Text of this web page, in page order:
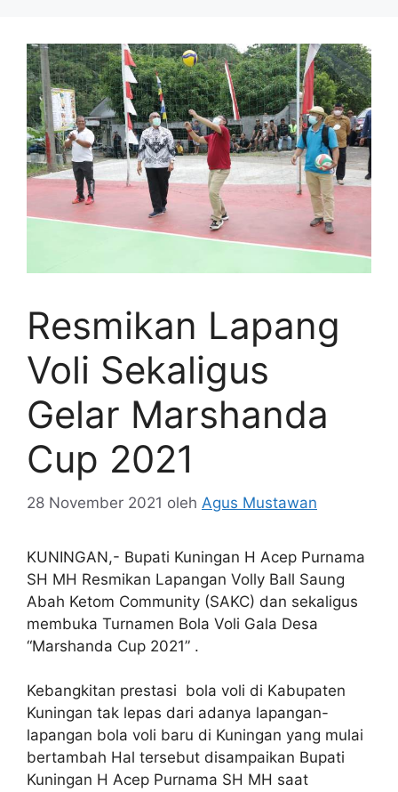
Resmikan Lapang
Voli Sekaligus
Gelar Marshanda
Cup 2021
28 November 2021 oleh Agus Mustawan
KUNINGAN,- Bupati Kuningan H Acep Purnama
SH MH Resmikan Lapangan Volly Ball Saung
Abah Ketom Community (SAKC) dan sekaligus
membuka Turnamen Bola Voli Gala Desa
“Marshanda Cup 2021” .
Kebangkitan prestasi bola voli di Kabupaten
Kuningan tak lepas dari adanya lapangan-
lapangan bola voli baru di Kuningan yang mulai
bertambah Hal tersebut disampaikan Bupati
Kuningan H Acep Purnama SH MH saat